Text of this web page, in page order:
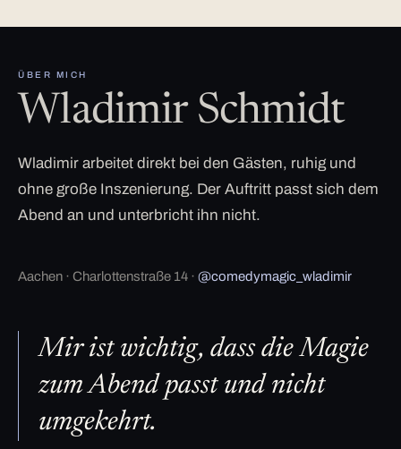
ÜBER MICH
Wladimir Schmidt
Wladimir arbeitet direkt bei den Gästen, ruhig und
ohne große Inszenierung. Der Auftritt passt sich dem
Abend an und unterbricht ihn nicht.
Aachen · Charlottenstraße 14 · @comedymagic_wladimir
Mir ist wichtig, dass die Magie
zum Abend passt und nicht
umgekehrt.